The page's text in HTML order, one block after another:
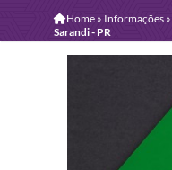
Home» Informações »
Sarandi - PR